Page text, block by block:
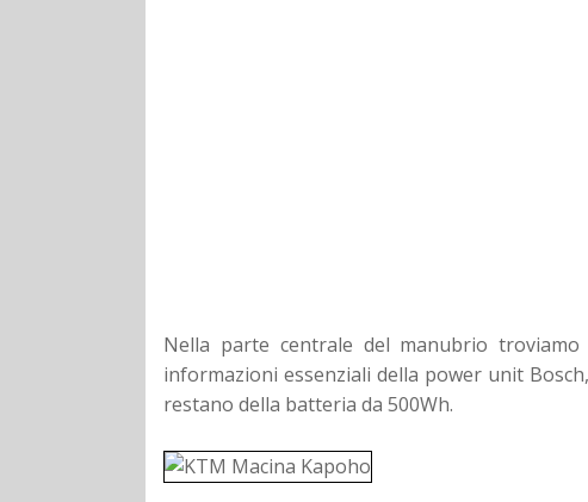
Nella parte centrale del manubrio troviamo
informazioni essenziali della power unit
restano della batteria da 500Wh.